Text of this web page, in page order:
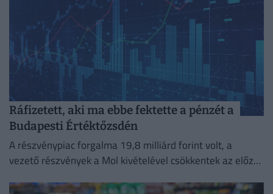
Ráfizetett, aki ma ebbe fektette a pénzét a
Budapesti Értéktőzsdén
A részvénypiac forgalma 19,8 milliárd forint volt, a
vezető részvények a Mol kivételével csökkentek az előző